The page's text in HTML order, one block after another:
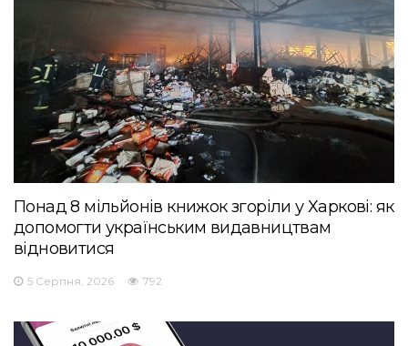
Понад 8 мільйонів книжок згоріли у Харкові: як
допомогти українським видавництвам
відновитися
5 Серпня, 2026 792